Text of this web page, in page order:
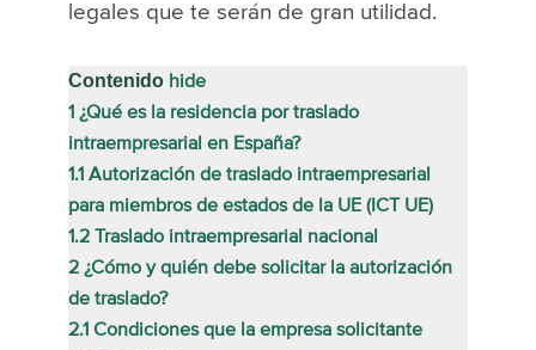
legales que te serán de gran utilidad.
Contenido hide
1 ¿Qué es la residencia por traslado
intraempresarial en España?
1.1 Autorización de traslado intraempresarial
para miembros de estados de la UE (ICT UE)
1.2 Traslado intraempresarial nacional
2 ¿Cómo y quién debe solicitar la autorización
de traslado?
2.1 Condiciones que la empresa solicitante